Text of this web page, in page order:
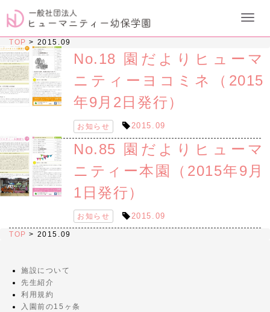
TOP > 2015.09
No.18 園だよりヒューマ
ニティーヨコミネ（2015
年9月2日発行）
お知らせ 2015.09
No.85 園だよりヒューマ
ニティー本園（2015年9月
1日発行）
お知らせ 2015.09
TOP > 2015.09
施設について
先生紹介
利用規約
入園前の15ヶ条